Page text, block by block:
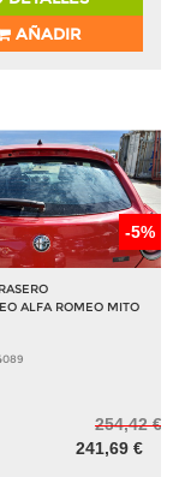
AÑADIR
-5%
ALFA ROMEO MITO
254,42 €
241,69 €